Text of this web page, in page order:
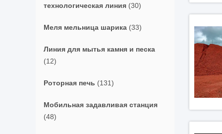
технологическая линия (30)
Меля мельница шарика (33)
Линия для мытья камня и песка
(12)
Роторная печь (131)
Мобильная задавливая станция
(48)